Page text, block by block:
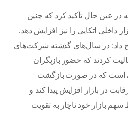
عین حال تأکید کرد که چنین
داخلی اتکایی را نیز افزایش دهد.
داد: در سال‌های گذشته شرکت‌های
کردند که حضور بازیگران
است که در صورت بازگشت
در بازار افزایش پیدا کند و
بازار خود ناچار به تقویت